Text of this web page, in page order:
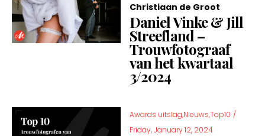
Christiaan de Groot
Daniel Vinke & Jill
Streefland –
Trouwfotograaf
van het kwartaal
3/2024
Awards uitslag,Nieuws,Top10 /
Friday, January 12, 2024